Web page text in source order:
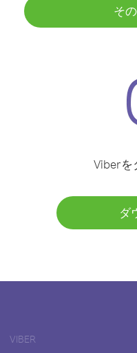
そ
Viberを
ダ
VIBER